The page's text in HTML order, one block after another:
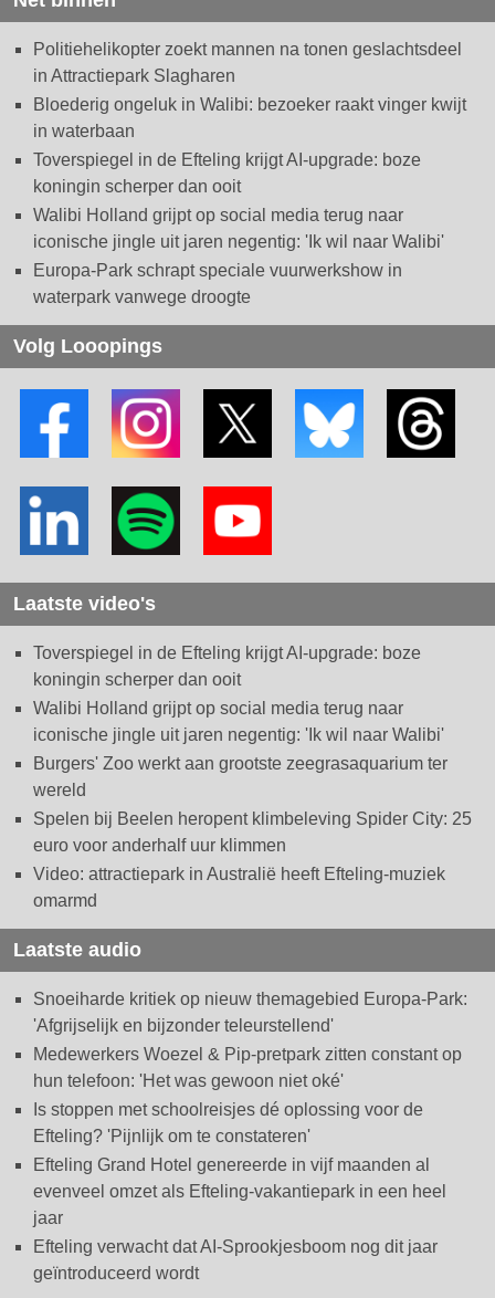
Politiehelikopter zoekt mannen na tonen geslachtsdeel
in Attractiepark Slagharen
Bloederig ongeluk in Walibi: bezoeker raakt vinger kwijt
in waterbaan
Toverspiegel in de Efteling krijgt AI-upgrade: boze
koningin scherper dan ooit
Walibi Holland grijpt op social media terug naar
iconische jingle uit jaren negentig: 'Ik wil naar Walibi'
Europa-Park schrapt speciale vuurwerkshow in
waterpark vanwege droogte
Volg Looopings
Laatste video's
Toverspiegel in de Efteling krijgt AI-upgrade: boze
koningin scherper dan ooit
Walibi Holland grijpt op social media terug naar
iconische jingle uit jaren negentig: 'Ik wil naar Walibi'
Burgers' Zoo werkt aan grootste zeegrasaquarium ter
wereld
Spelen bij Beelen heropent klimbeleving Spider City: 25
euro voor anderhalf uur klimmen
Video: attractiepark in Australië heeft Efteling-muziek
omarmd
Laatste audio
Snoeiharde kritiek op nieuw themagebied Europa-Park:
'Afgrijselijk en bijzonder teleurstellend'
Medewerkers Woezel & Pip-pretpark zitten constant op
hun telefoon: 'Het was gewoon niet oké'
Is stoppen met schoolreisjes dé oplossing voor de
Efteling? 'Pijnlijk om te constateren'
Efteling Grand Hotel genereerde in vijf maanden al
evenveel omzet als Efteling-vakantiepark in een heel
jaar
Efteling verwacht dat AI-Sprookjesboom nog dit jaar
geïntroduceerd wordt